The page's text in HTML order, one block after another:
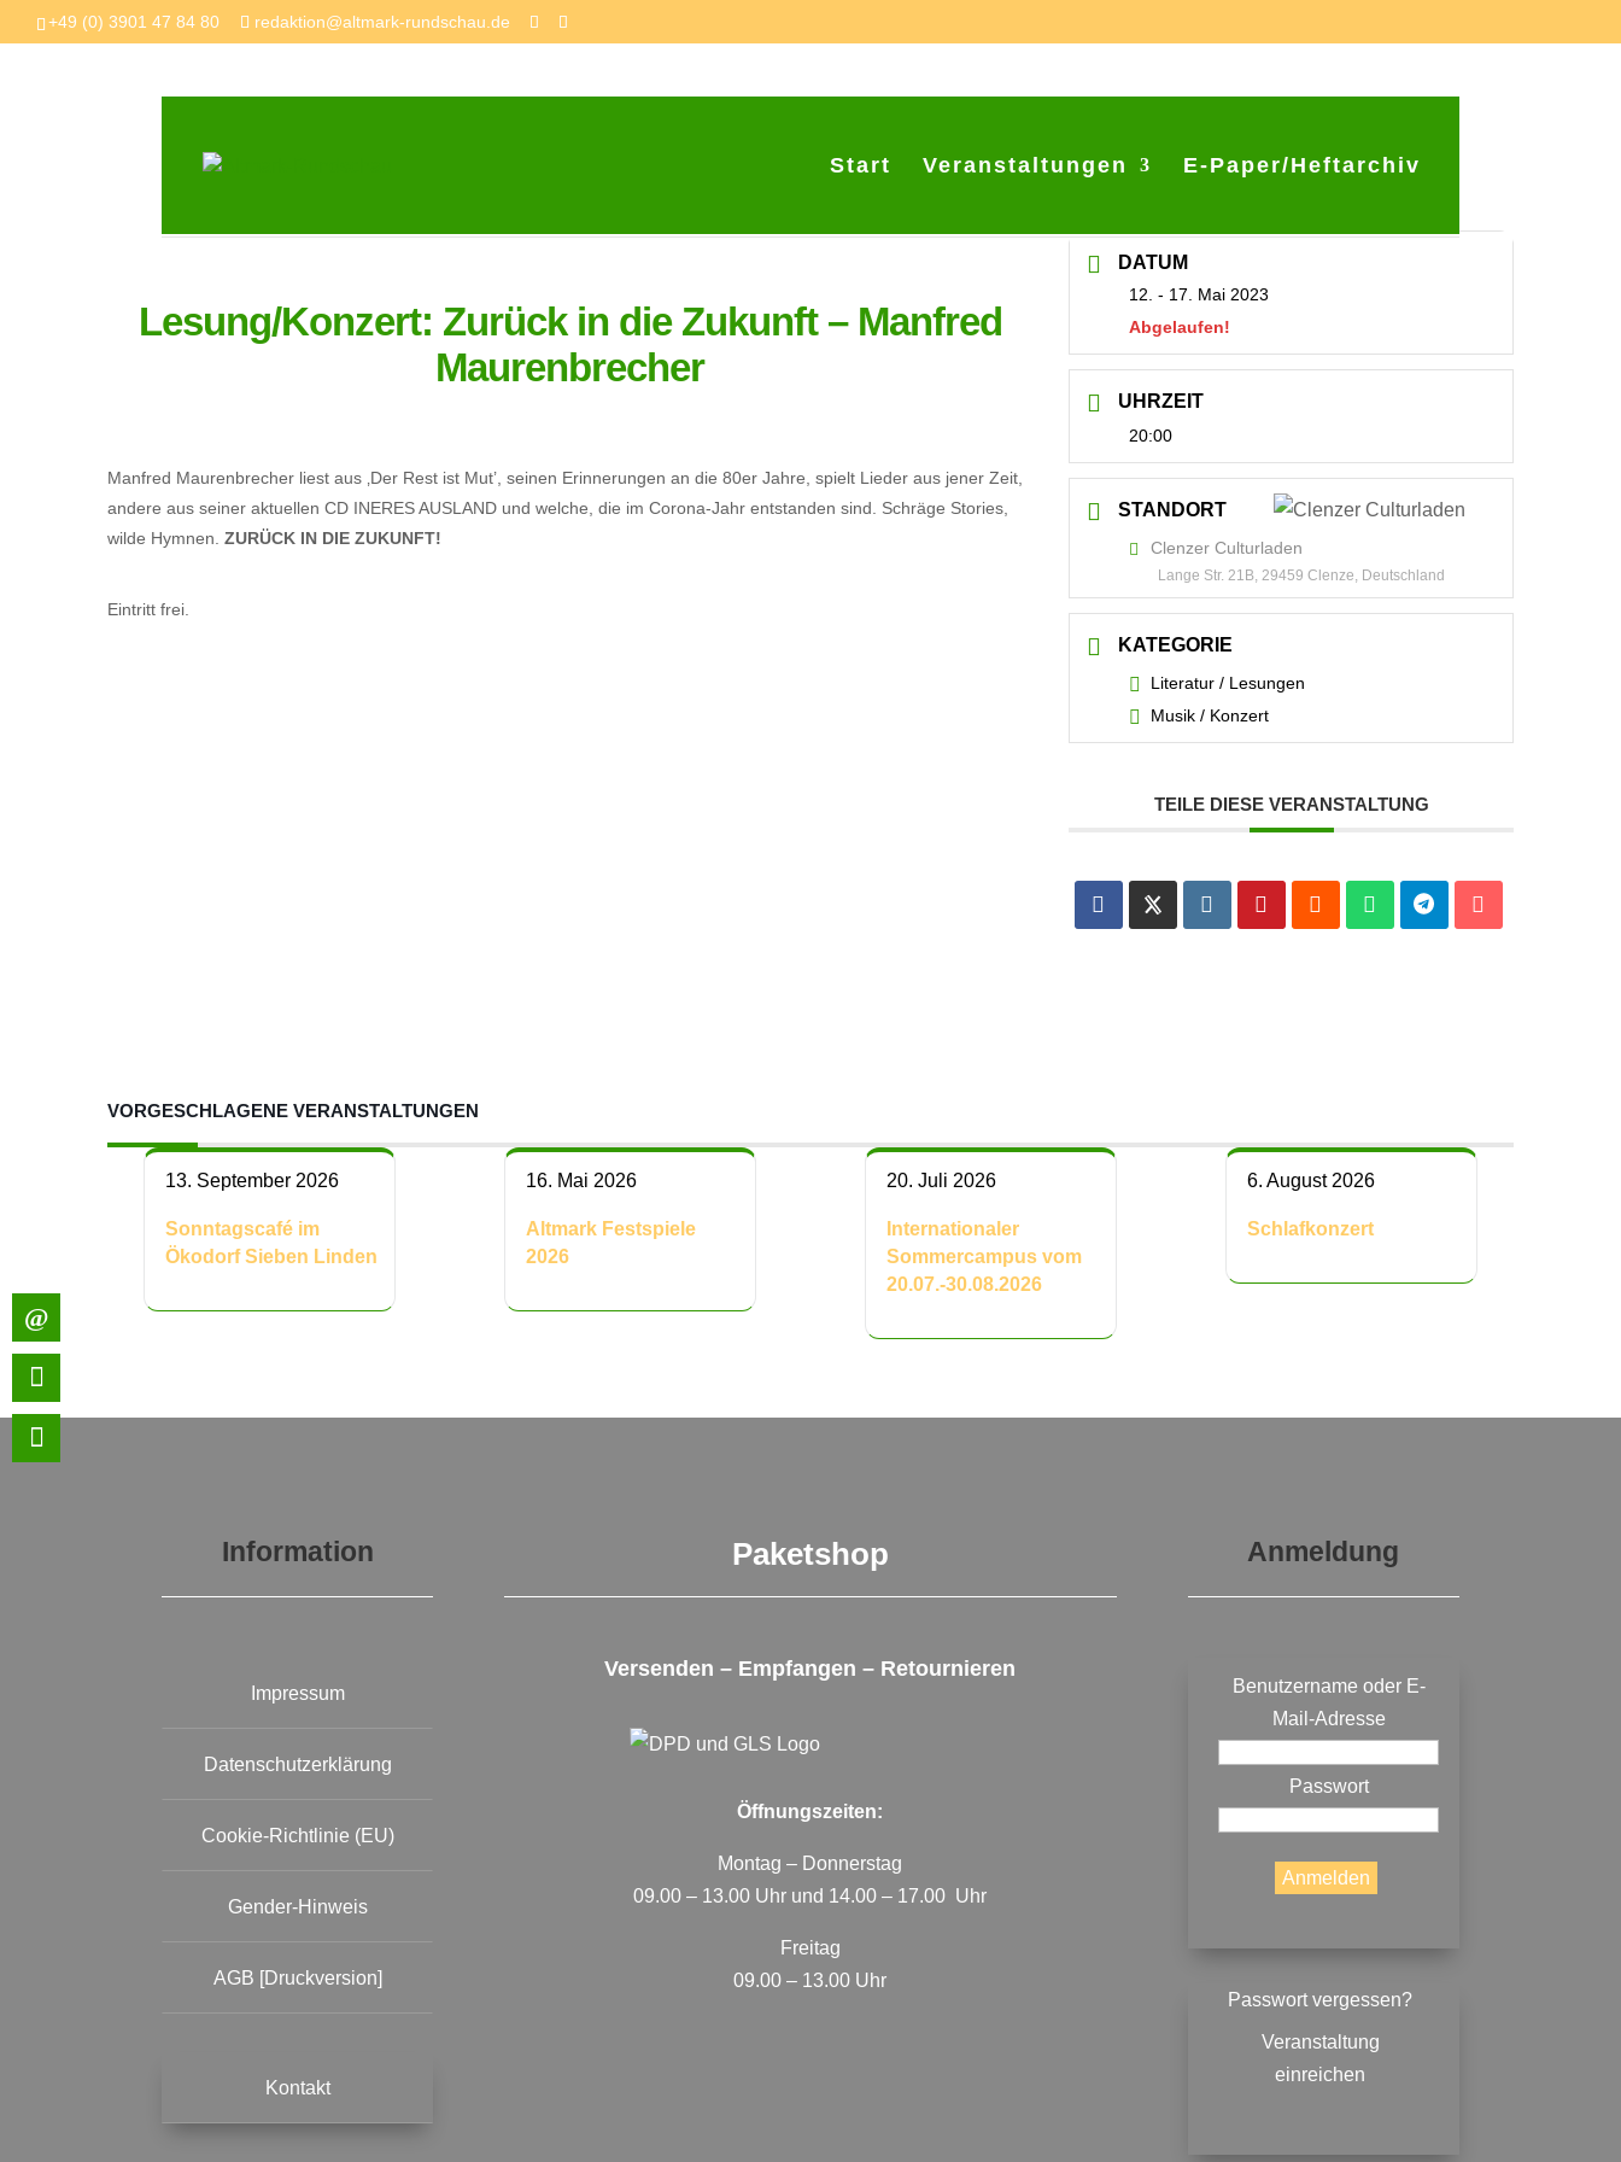
+49 (0) 3901 47 84 80 redaktion@altmark-rundschau.de
Start Veranstaltungen E-Paper/Heftarchiv
Lesung/Konzert: Zurück in die Zukunft – Manfred
Maurenbrecher
Manfred Maurenbrecher liest aus ‚Der Rest ist Mut’, seinen Erinnerungen an die 80er Jahre, spielt Lieder aus jener Zeit,
andere aus seiner aktuellen CD INERES AUSLAND und welche, die im Corona-Jahr entstanden sind. Schräge Stories,
wilde Hymnen. ZURÜCK IN DIE ZUKUNFT!
Eintritt frei.
DATUM
12. - 17. Mai 2023
Abgelaufen!
UHRZEIT
20:00
STANDORT
Clenzer Culturladen
Lange Str. 21B, 29459 Clenze, Deutschland
KATEGORIE
Literatur / Lesungen
Musik / Konzert
TEILE DIESE VERANSTALTUNG
VORGESCHLAGENE VERANSTALTUNGEN
13. September 2026
Sonntagscafé im
Ökodorf Sieben Linden
16. Mai 2026
Altmark Festspiele
2026
20. Juli 2026
Internationaler
Sommercampus vom
20.07.-30.08.2026
6. August 2026
Schlafkonzert
Information
Impressum
Datenschutzerklärung
Cookie-Richtlinie (EU)
Gender-Hinweis
AGB [Druckversion]
Kontakt
Paketshop
Versenden – Empfangen – Retournieren
Öffnungszeiten:
Montag – Donnerstag
09.00 – 13.00 Uhr und 14.00 – 17.00 Uhr
Freitag
09.00 – 13.00 Uhr
Anmeldung
Benutzername oder E-
Mail-Adresse
Passwort
Passwort vergessen?
Veranstaltung
einreichen